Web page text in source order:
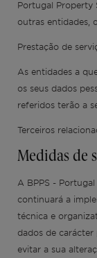
Portugal Property
outras entidades,
Prestação de
As entidades a
os seus dados
referidos terão a
Terceiros
Medidas de
A BPPS -
continuará a
técnica e
dados de carácter
evitar a sua
Lisboa
Cascais
Comporta
Porto
Licença AL
Renovar
Desenvolver
Perguntas
Portugal
Ibiza
Equipa
Artigos
Vídeos
FR
ES